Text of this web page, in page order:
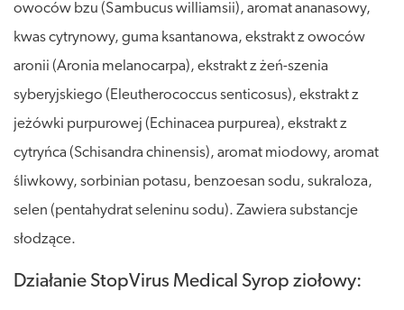
owoców bzu (Sambucus williamsii), aromat ananasowy,
kwas cytrynowy, guma ksantanowa, ekstrakt z owoców
aronii (Aronia melanocarpa), ekstrakt z żeń-szenia
syberyjskiego (Eleutherococcus senticosus), ekstrakt z
jeżówki purpurowej (Echinacea purpurea), ekstrakt z
cytryńca (Schisandra chinensis), aromat miodowy, aromat
śliwkowy, sorbinian potasu, benzoesan sodu, sukraloza,
selen (pentahydrat seleninu sodu). Zawiera substancje
słodzące.
Działanie StopVirus Medical Syrop ziołowy: